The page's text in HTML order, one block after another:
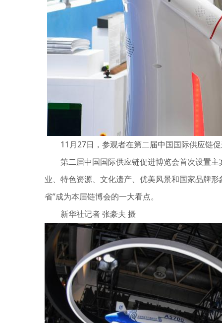
11月27日，参观者在第二届中国国际供应链促
第二届中国国际供应链促进博览会首次设置主
业、特色资源、文化遗产、优美风景和国家品牌
省”成为本届链博会的一大看点。
新华社记者 张豪夫 摄